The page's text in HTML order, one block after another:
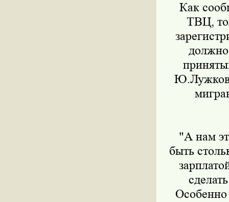
Как
ТВЦ,
должно
"А нам
быть
Особенно